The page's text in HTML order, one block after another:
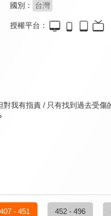
國別： 台灣
授權平台：
我有指責 / 只有找到過去受
407 - 451 452 - 496